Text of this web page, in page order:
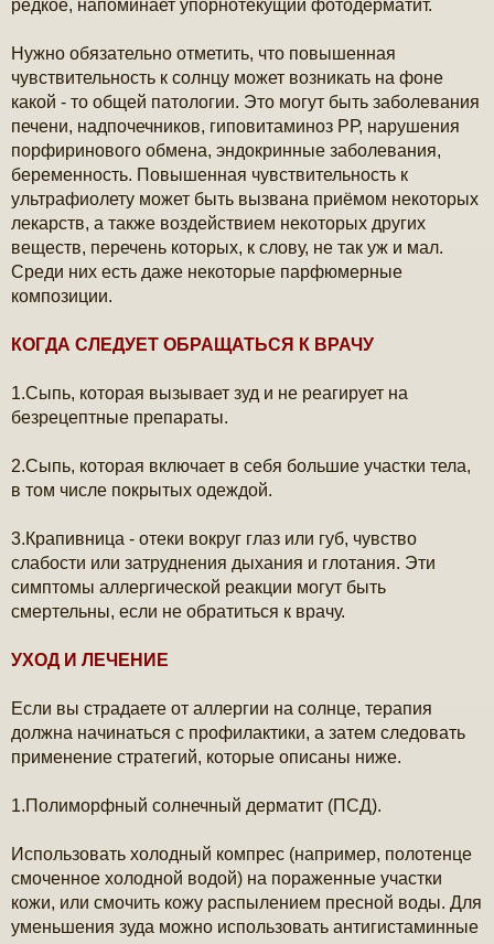
редкое, напоминает упорнотекущий фотодерматит.
Нужно обязательно отметить, что повышенная
чувствительность к солнцу может возникать на фоне
какой - то общей патологии. Это могут быть заболевания
печени, надпочечников, гиповитаминоз РР, нарушения
порфиринового обмена, эндокринные заболевания,
беременность. Повышенная чувствительность к
ультрафиолету может быть вызвана приёмом некоторых
лекарств, а также воздействием некоторых других
веществ, перечень которых, к слову, не так уж и мал.
Среди них есть даже некоторые парфюмерные
композиции.
КОГДА СЛЕДУЕТ ОБРАЩАТЬСЯ К ВРАЧУ
1.Сыпь, которая вызывает зуд и не реагирует на
безрецептные препараты.
2.Сыпь, которая включает в себя большие участки тела,
в том числе покрытых одеждой.
3.Крапивница - отеки вокруг глаз или губ, чувство
слабости или затруднения дыхания и глотания. Эти
симптомы аллергической реакции могут быть
смертельны, если не обратиться к врачу.
УХОД И ЛЕЧЕНИЕ
Если вы страдаете от аллергии на солнце, терапия
должна начинаться с профилактики, а затем следовать
применение стратегий, которые описаны ниже.
1.Полиморфный солнечный дерматит (ПСД).
Использовать холодный компрес (например, полотенце
смоченное холодной водой) на пораженные участки
кожи, или смочить кожу распылением пресной воды. Для
уменьшения зуда можно использовать антигистаминные